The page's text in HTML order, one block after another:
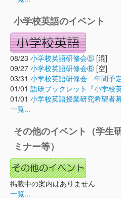
小学校英語のイベント
08/23 小学校英語研修会⑤ [混]
09/27 小学校英語研修会⑥ [空]
03/31 小学校英語研修会 年間予
01/01 語研ブックレット『小学校
01/01 小学校英語授業研究希望者
一覧...
その他のイベント（学生
ミナー等）
掲載中の案内はありません
一覧...